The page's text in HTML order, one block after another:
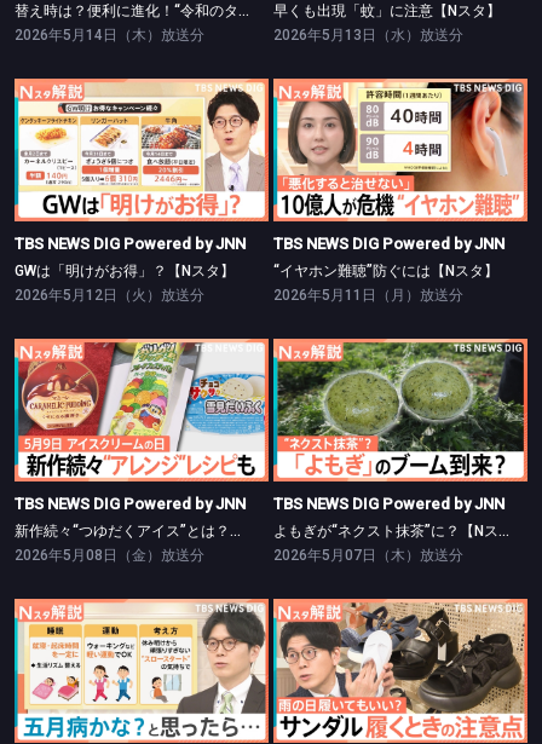
替え時は？便利に進化！“令和のタオル”【Nスタ】
2026年5月14日（木）放送分
早くも出現「蚊」に注意【Nスタ】
2026年5月13日（水）放送分
TBS NEWS DIG Powered by JNN
GWは「明けがお得」？【Nスタ】
TBS NEWS DIG Powered by JNN
GWは「明けがお得」？【Nスタ】
2026年5月12日（火）放送分
TBS NEWS DIG Powered by JNN
“イヤホン難聴”防ぐには【Nスタ】
TBS NEWS DIG Powered by JNN
“イヤホン難聴”防ぐには【Nスタ】
2026年5月11日（月）放送分
TBS NEWS DIG Powered by JNN
新作続々“つゆだくアイス”とは？【Nスタ】
TBS NEWS DIG Powered by JNN
新作続々“つゆだくアイス”とは？【Nスタ】
2026年5月08日（金）放送分
TBS NEWS DIG Powered by JNN
よもぎが“ネクスト抹茶”に？【Nスタ】
TBS NEWS DIG Powered by JNN
よもぎが“ネクスト抹茶”に？【Nスタ】
2026年5月07日（木）放送分
TBS NEWS DIG Powered by JNN
ミス連発は「五月病」のサイン？【Nスタ】
TBS NEWS DIG Powered by JNN
暑さ前倒しで注目“サンダル”【Nスタ】